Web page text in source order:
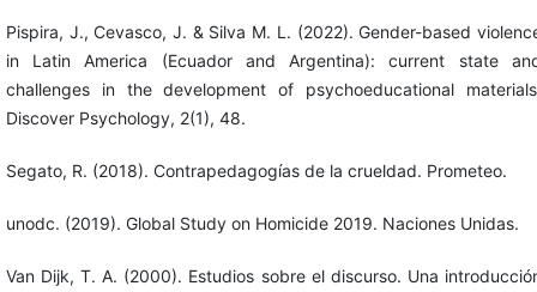
Pispira, J., Cevasco, J. & Silva M. L. (2022). Gender-based
in Latin America (Ecuador and Argentina): current state
challenges in the development of psychoeducational
Discover Psychology, 2(1), 48.
Segato, R. (2018). Contrapedagogías de la crueldad. Prometeo.
unodc. (2019). Global Study on Homicide 2019. Naciones Unidas.
Van Dijk, T. A. (2000). Estudios sobre el discurso. Una